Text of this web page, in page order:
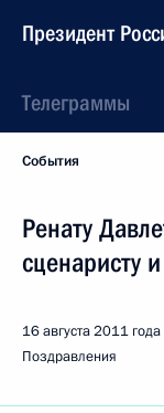
Президент
Телеграммы
События
Ренату
сценаристу
16 августа 2011 года
Поздравления